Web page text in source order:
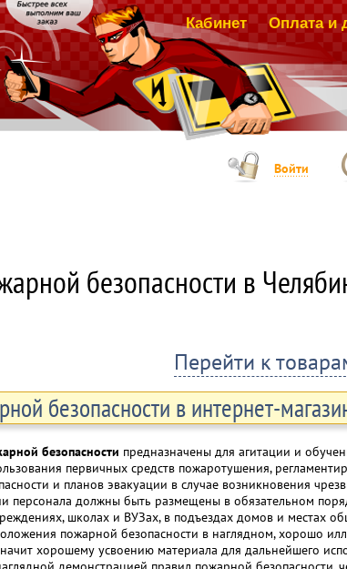
Кабинет Оплата и
Войти
безопасности в
Перейти к
безопасности в интернет-
безопасности предназначены для агитации и
первичных средств пожаротушения,
и планов эвакуации в случае возникновения
персонала должны быть размещены в обязательном
школах и ВУЗах, в подъездах домов и местах
пожарной безопасности в наглядном, хорошо
хорошему усвоению материала для дальнейшего